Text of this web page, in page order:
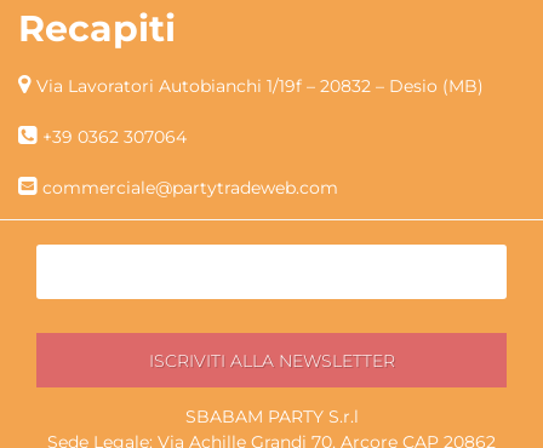
Recapiti
Via Lavoratori Autobianchi 1/19f – 20832 – Desio (MB)
+39 0362 307064
commerciale@partytradeweb.com
SBABAM PARTY S.r.l
Sede Legale: Via Achille Grandi 70, Arcore CAP 20862